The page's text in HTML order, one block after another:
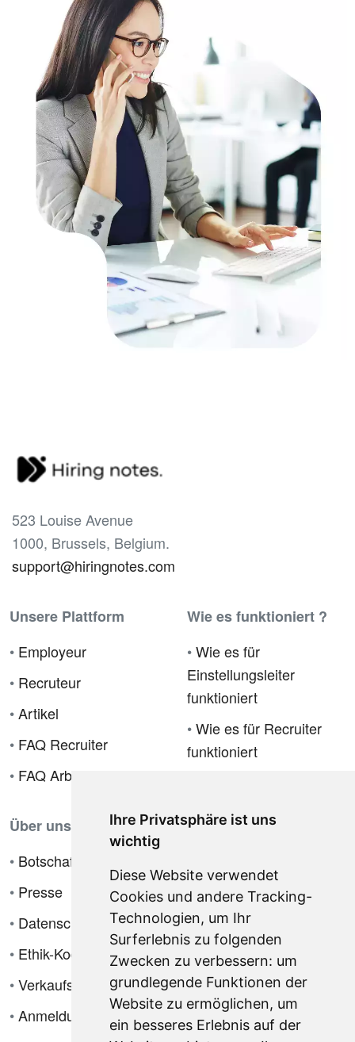
Ihre Privatsphäre ist uns
wichtig
Diese Website verwendet
Cookies und andere Tracking-
Technologien, um Ihr
Surferlebnis zu folgenden
Zwecken zu verbessern: um
grundlegende Funktionen der
Website zu ermöglichen, um
ein besseres Erlebnis auf der
523 Louise Avenue
1000, Brussels, Belgium.
support@hiringnotes.com
Unsere Plattform
• Employeur
• Recruteur
•Artikel
• FAQ Recruiter
• FAQ Arbeitgeber
Wie es funktioniert ?
•Wie es für
Einstellungsleiter
funktioniert
•Wie es für Recruiter
funktioniert
Über uns
• Botschafterprogramm
• Presse
• Datenschutzrichtlinie
• Ethik-Kodex
•Verkaufsbedingungen
•Anmeldung